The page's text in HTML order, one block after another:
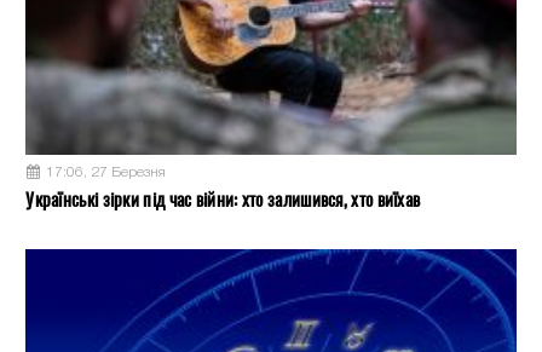
17:06, 27 Березня
Українські зірки під час війни: хто залишився, хто виїхав